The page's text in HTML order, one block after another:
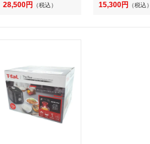
28,500円 （税込） 15,300円 （税込）